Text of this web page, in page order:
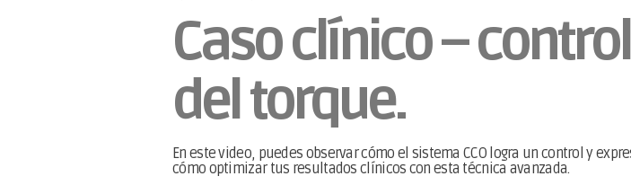
Caso clínico –
del torque.
En este video, puedes observar cómo el sistema CCO logra un control y
cómo optimizar tus resultados clínicos con esta técnica avanzada.